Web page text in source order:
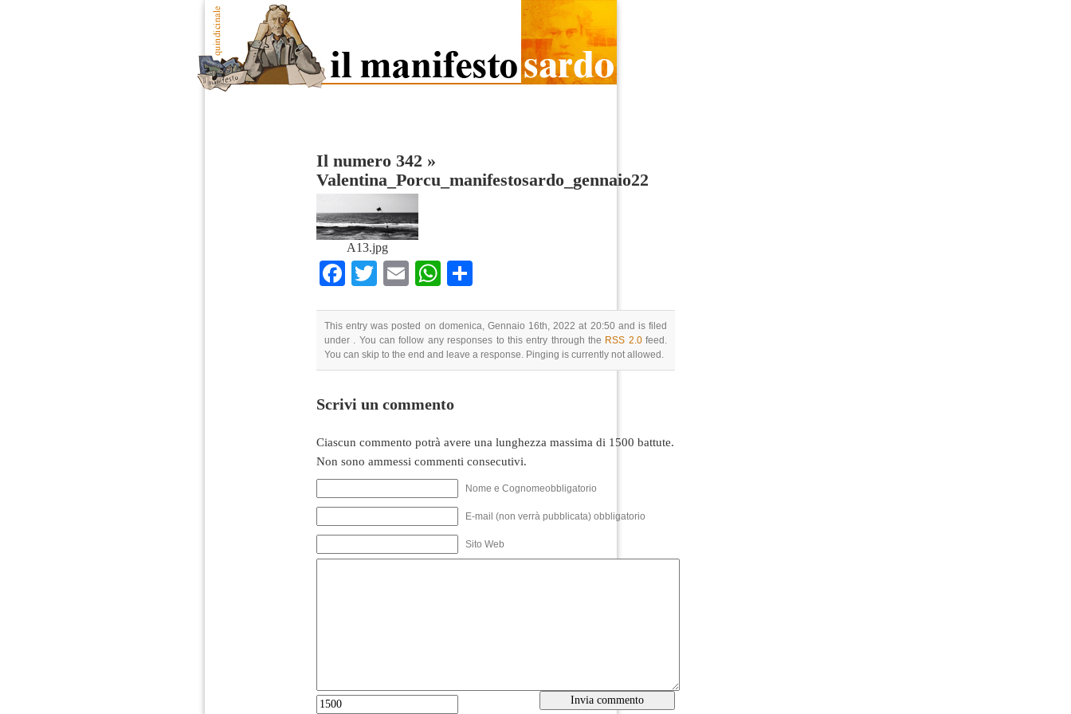
Il numero 342 »
Valentina_Porcu_manifestosardo_gennaio22
A13.jpg
Facebook
Twitter
EmailWhatsApp
This entry was posted on domenica, Gennaio 16th, 2022 at 20:50 and is filed
under . You can follow any responses to this entry through the RSS 2.0feed.
You can skip to the end and leave a response. Pinging is currently not allowed.
Scrivi un commento
Ciascun commento potrà avere una lunghezza massima di 1500 battute.
Non sono ammessi commenti consecutivi.
Nome e Cognomeobbligatorio
E-mail (non verrà pubblicata) obbligatorio
Sito Web